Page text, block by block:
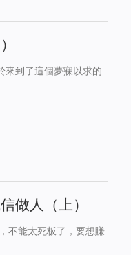
來到了這個夢寐以求的
做人（上）
不能太死板了，要想賺